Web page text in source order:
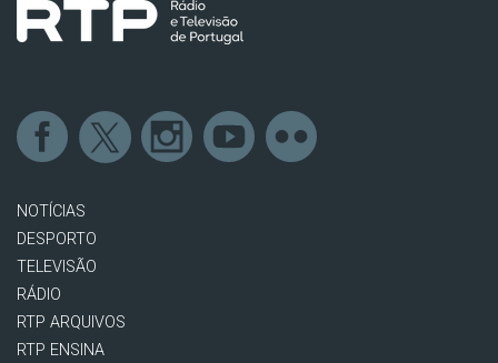
NOTÍCIAS
DESPORTO
TELEVISÃO
RÁDIO
RTP ARQUIVOS
RTP ENSINA